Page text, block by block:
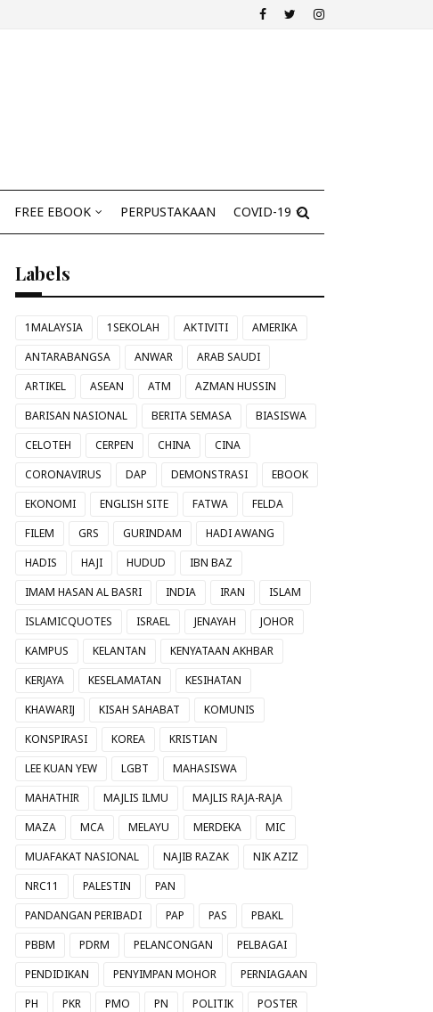
FREE EBOOK PERPUSTAKAAN COVID-19
Labels
1MALAYSIA 1SEKOLAH AKTIVITI
AMERIKA
ANTARABANGSA
ANWAR
ARAB SAUDI
ARTIKEL
ASEAN ATM
AZMAN HUSSIN
BARISAN NASIONAL
BERITA SEMASA
BIASISWA
CELOTEH
CERPEN CHINA
CINA
CORONAVIRUS
DAP DEMONSTRASI
EBOOK
EKONOMI
ENGLISH SITE FATWA
FELDA
FILEM
GRS GURINDAM
HADI AWANG
HADIS
HAJI HUDUD
IBN BAZ
IMAM HASAN AL BASRI
INDIA IRAN
ISLAM
ISLAMICQUOTES
ISRAEL JENAYAH
JOHOR
KAMPUS
KELANTAN
KENYATAAN AKHBAR
KERJAYA
KESELAMATAN
KESIHATAN
KHAWARIJ
KISAH SAHABAT
KOMUNIS
KONSPIRASI
KOREA
KRISTIAN
LEE KUAN YEW
LGBT
MAHASISWA
MAHATHIR
MAJLIS ILMU
MAJLIS RAJA-RAJA
MAZA
MCA MELAYU MERDEKA
MIC
MUAFAKAT NASIONAL
NAJIB RAZAK
NIK AZIZ
NRC11
PALESTIN
PAN
PANDANGAN PERIBADI
PAP PAS
PBAKL
PBBM
PDRM PELANCONGAN
PELBAGAI
PENDIDIKAN
PENYIMPAN MOHOR
PERNIAGAAN
PH
PKR PMO PN POLITIK
POSTER